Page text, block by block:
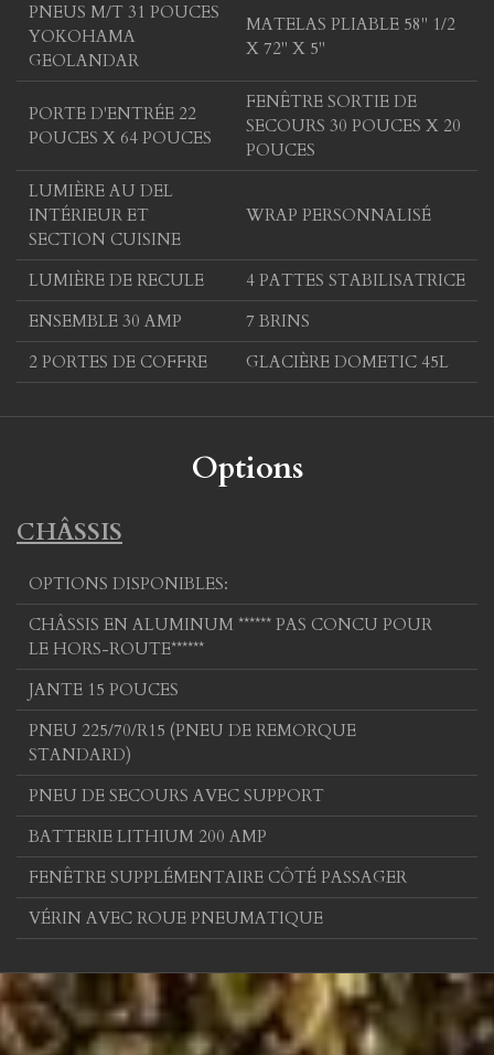
PNEUS M/T 31 POUCES
YOKOHAMA
GEOLANDAR
MATELAS PLIABLE 58'' 1/2
X 72'' X 5''
PORTE D'ENTRÉE 22
POUCES X 64 POUCES
FENÊTRE SORTIE DE
SECOURS 30 POUCES X 20
POUCES
LUMIÈRE AU DEL
INTÉRIEUR ET
SECTION CUISINE
WRAP PERSONNALISÉ
LUMIÈRE DE RECULE
4 PATTES STABILISATRICE
ENSEMBLE 30 AMP
7 BRINS
2 PORTES DE COFFRE
GLACIÈRE DOMETIC 45L
Options
CHÂSSIS
OPTIONS DISPONIBLES:
CHÂSSIS EN ALUMINUM ****** PAS CONCU POUR
LE HORS-ROUTE******
JANTE 15 POUCES
PNEU 225/70/R15 (PNEU DE REMORQUE
STANDARD)
PNEU DE SECOURS AVEC SUPPORT
BATTERIE LITHIUM 200 AMP
FENÊTRE SUPPLÉMENTAIRE CÔTÉ PASSAGER
VÉRIN AVEC ROUE PNEUMATIQUE